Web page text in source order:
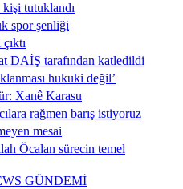
tutuklandı
spor şenliği
DAİŞ tarafından katledildi
hukuki değil’
Xanê Karasu
rağmen barış istiyoruz
mesai
Öcalan sürecin temel
GÜNDEMİ